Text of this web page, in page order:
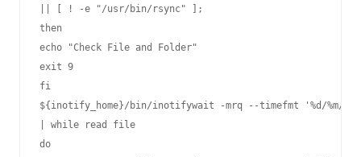
|| [ ! -e "/usr/bin/rsync" ];
then
echo "Check File and Folder"
exit 9
fi
${inotify_home}/bin/inotifywait -mrq --timefmt '%d/%m/
| while read file
do